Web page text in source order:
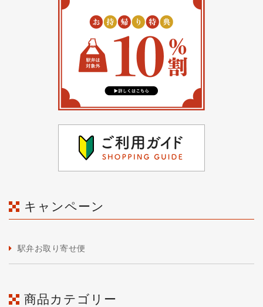
キャンペーン
駅弁お取り寄せ便
商品カテゴリー